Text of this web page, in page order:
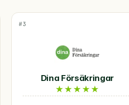
#3
Dina Försäkringar
★★★★★